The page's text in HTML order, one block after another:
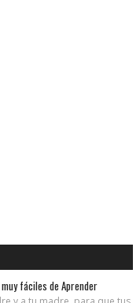
fáciles de Aprender